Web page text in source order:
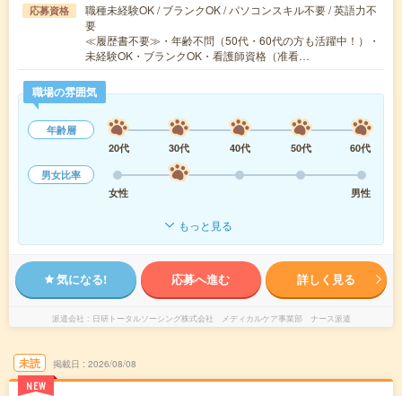
応募資格
職種未経験OK / ブランクOK / パソコンスキル不要 / 英語力不
要
≪履歴書不要≫・年齢不問（50代・60代の方も活躍中！）・
未経験OK・ブランクOK・看護師資格（准看…
職場の雰囲気
年齢層
20代
30代 40代 50代
60代
男女比率
女性
男性
もっと見る
気になる! 応募へ進む 詳しく見る
派遣会社 日研トータルソーシング株式会社 メディカルケア事業部 ナース派遣
未読
NEW
掲載日 2026/08/08